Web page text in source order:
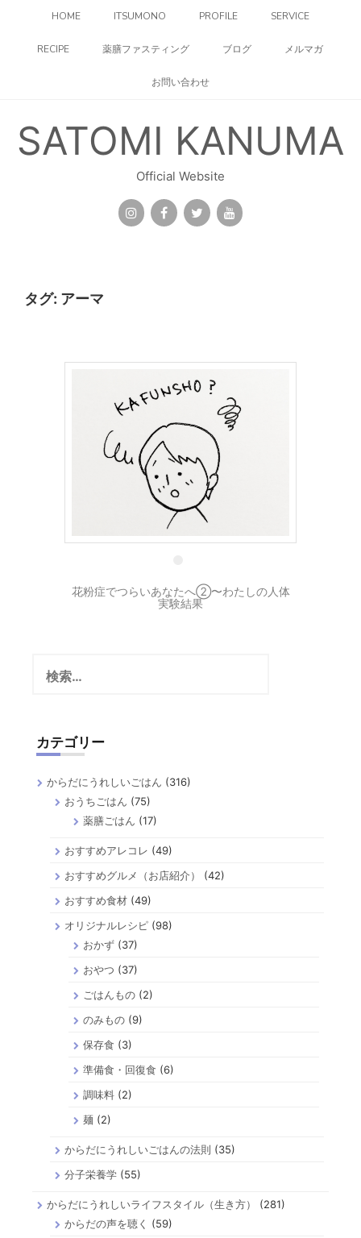
HOME ITSUMONO PROFILE SERVICE
RECIPE 薬膳ファスティング ブログ メルマガ
お問い合わせ
SATOMI KANUMA
Official Website
タグ: アーマ
花粉症でつらいあなたへ②〜わたしの人体
実験結果
カテゴリー
からだにうれしいごはん (316)
おうちごはん (75)
薬膳ごはん (17)
おすすめアレコレ (49)
おすすめグルメ（お店紹介）
(42)
おすすめ食材 (49)
オリジナルレシピ (98)
おかず(37)
おやつ (37)
ごはんもの(2)
のみもの(9)
保存食 (3)
準備食・回復食 (6)
調味料(2)
麺 (2)
からだにうれしいごはんの法則 (35)
分子栄養学 (55)
からだにうれしいライフスタイル（生き方）
(281)
からだの声を聴く
(59)